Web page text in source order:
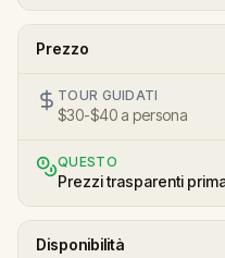
Prezzo
TOUR GUIDATI
$30-$40 a persona
QUESTO
Prezzi trasparenti
Disponibilità